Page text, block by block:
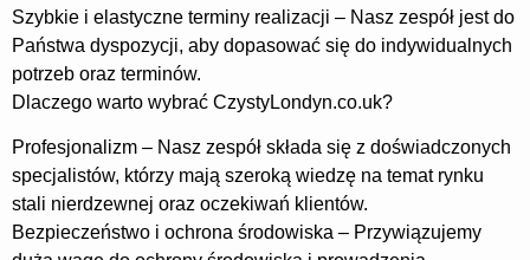
Szybkie i elastyczne terminy realizacji – Nasz zespół jest do
Państwa dyspozycji, aby dopasować się do indywidualnych
potrzeb oraz terminów.
Dlaczego warto wybrać CzystyLondyn.co.uk?
Profesjonalizm – Nasz zespół składa się z doświadczonych
specjalistów, którzy mają szeroką wiedzę na temat rynku
stali nierdzewnej oraz oczekiwań klientów.
Bezpieczeństwo i ochrona środowiska – Przywiązujemy